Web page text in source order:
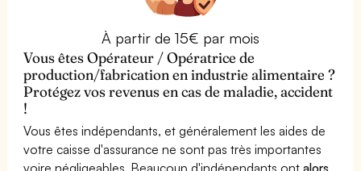
À partir de 15€ par mois
Vous êtes Opérateur / Opératrice de
production/fabrication en industrie alimentaire ?
Protégez vos revenus en cas de maladie, accident
!
Vous êtes indépendants, et généralement les aides de
votre caisse d'assurance ne sont pas très importantes
voire négligeables. Beaucoup d'indépendants ontalors